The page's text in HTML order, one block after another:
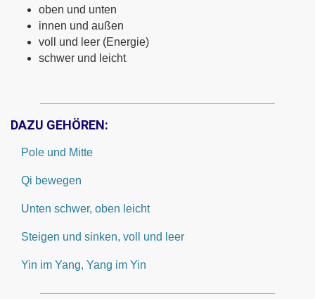
oben und unten
innen und außen
voll und leer (Energie)
schwer und leicht
DAZU GEHÖREN:
Pole und Mitte
Qi bewegen
Unten schwer, oben leicht
Steigen und sinken, voll und leer
Yin im Yang, Yang im Yin